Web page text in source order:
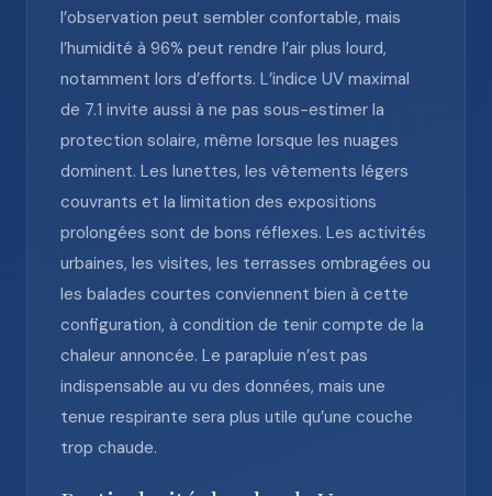
l’observation peut sembler confortable, mais
l’humidité à 96% peut rendre l’air plus lourd,
notamment lors d’efforts. L’indice UV maximal
de 7.1 invite aussi à ne pas sous-estimer la
protection solaire, même lorsque les nuages
dominent. Les lunettes, les vêtements légers
couvrants et la limitation des expositions
prolongées sont de bons réflexes. Les activités
urbaines, les visites, les terrasses ombragées ou
les balades courtes conviennent bien à cette
configuration, à condition de tenir compte de la
chaleur annoncée. Le parapluie n’est pas
indispensable au vu des données, mais une
tenue respirante sera plus utile qu’une couche
trop chaude.